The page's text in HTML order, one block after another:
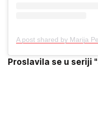
Proslavila se u seriji